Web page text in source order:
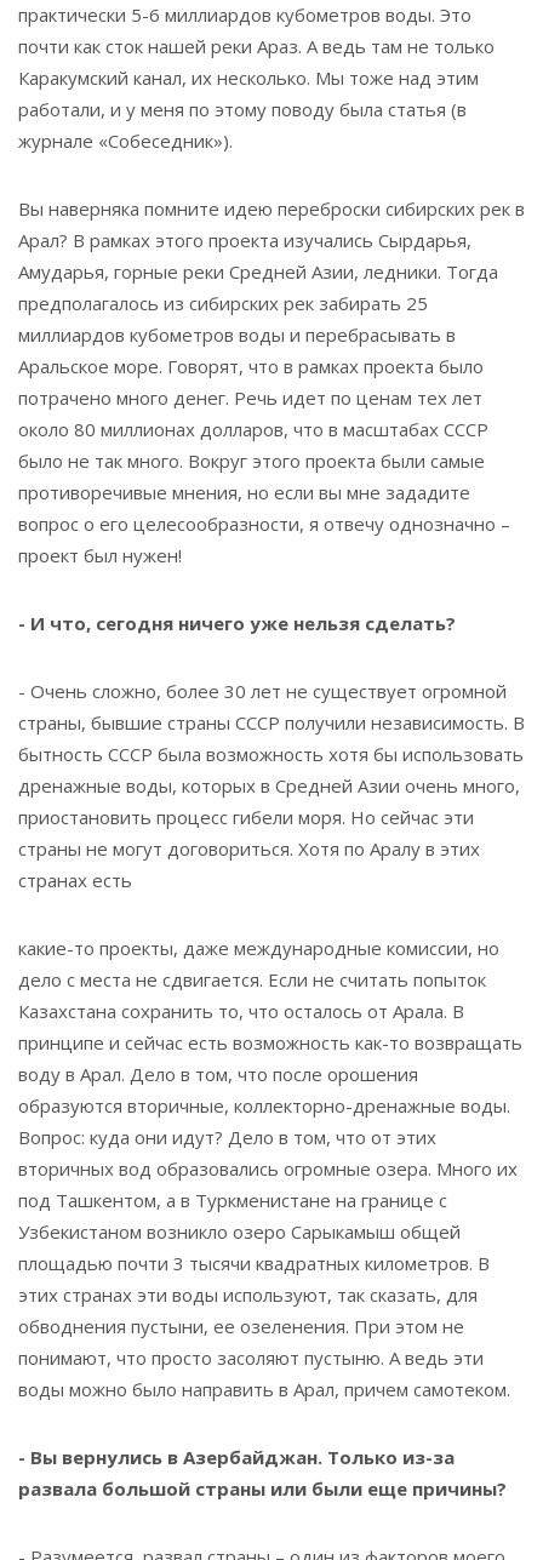
практически 5-6 миллиардов кубометров воды. Это
почти как сток нашей реки Араз. А ведь там не только
Каракумский канал, их несколько. Мы тоже над этим
работали, и у меня по этому поводу была статья (в
журнале «Собеседник»).
Вы наверняка помните идею переброски сибирских рек в
Арал? В рамках этого проекта изучались Сырдарья,
Амударья, горные реки Средней Азии, ледники. Тогда
предполагалось из сибирских рек забирать 25
миллиардов кубометров воды и перебрасывать в
Аральское море. Говорят, что в рамках проекта было
потрачено много денег. Речь идет по ценам тех лет
около 80 миллионах долларов, что в масштабах СССР
было не так много. Вокруг этого проекта были самые
противоречивые мнения, но если вы мне зададите
вопрос о его целесообразности, я отвечу однозначно –
проект был нужен!
- И что, сегодня ничего уже нельзя сделать?
- Очень сложно, более 30 лет не существует огромной
страны, бывшие страны СССР получили независимость. В
бытность СССР была возможность хотя бы использовать
дренажные воды, которых в Средней Азии очень много,
приостановить процесс гибели моря. Но сейчас эти
страны не могут договориться. Хотя по Аралу в этих
странах есть
какие-то проекты, даже международные комиссии, но
дело с места не сдвигается. Если не считать попыток
Казахстана сохранить то, что осталось от Арала. В
принципе и сейчас есть возможность как-то возвращать
воду в Арал. Дело в том, что после орошения
образуются вторичные, коллекторно-дренажные воды.
Вопрос: куда они идут? Дело в том, что от этих
вторичных вод образовались огромные озера. Много их
под Ташкентом, а в Туркменистане на границе с
Узбекистаном возникло озеро Сарыкамыш общей
площадью почти 3 тысячи квадратных километров. В
этих странах эти воды используют, так сказать, для
обводнения пустыни, ее озеленения. При этом не
понимают, что просто засоляют пустыню. А ведь эти
воды можно было направить в Арал, причем самотеком.
- Вы вернулись в Азербайджан. Только из-за
развала большой страны или были еще причины?